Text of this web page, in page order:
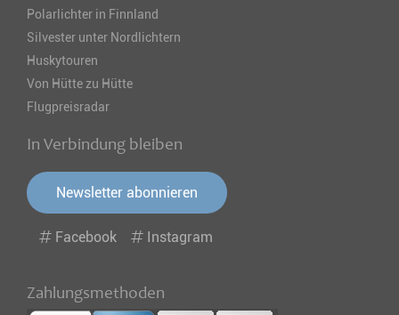
Polarlichter in Finnland
Silvester unter Nordlichtern
Huskytouren
Von Hütte zu Hütte
Flugpreisradar
In Verbindung bleiben
Newsletter abonnieren
Facebook Instagram
Zahlungsmethoden